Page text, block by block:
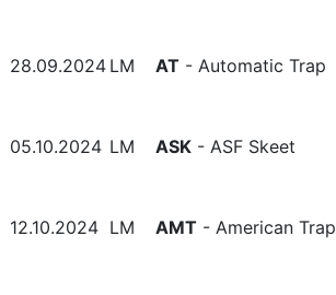
28.09.2024 LM AT - Automatic Trap
05.10.2024 LM ASK - ASF Skeet
12.10.2024 LM AMT - American Trap